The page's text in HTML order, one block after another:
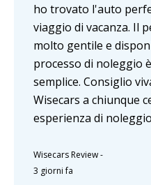
ho trovato l'auto
viaggio di vacanza. Il
molto gentile e
processo di noleggio
semplice. Consiglio
Wisecars a chiunque
esperienza di
Wisecars Review-
3 giorni fa